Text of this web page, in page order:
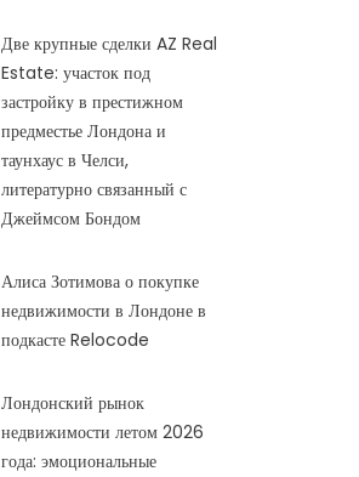
Две крупные сделки AZ Real
Estate: участок под
застройку в престижном
предместье Лондона и
таунхаус в Челси,
литературно связанный с
Джеймсом Бондом
Алиса Зотимова о покупке
недвижимости в Лондоне в
подкасте Relocode
Лондонский рынок
недвижимости летом 2026
года: эмоциональные